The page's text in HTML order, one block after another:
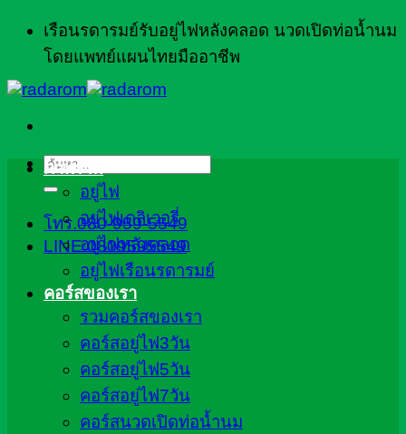
ข้าม
ยัง
เรือนรดารมย์รับอยู่ไฟหลังคลอด นวดเปิดท่อน้ำนม
โดยแพทย์แผนไทยมืออาชีพ
ค้นหา:
โทร.080-959-5549
LINE:0809595549
ภาพรวม
อยู่ไฟ
อยู่ไฟเดลิเวอรี่
อยู่ไฟหลังคลอด
อยู่ไฟเรือนรดารมย์
คอร์สของเรา
รวมคอร์สของเรา
คอร์สอยู่ไฟ3วัน
คอร์สอยู่ไฟ5วัน
คอร์สอยู่ไฟ7วัน
คอร์สนวดเปิดท่อน้ำนม